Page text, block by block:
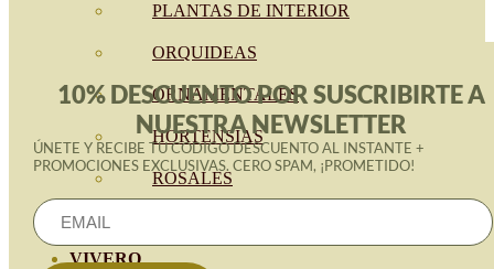
PLANTAS DE INTERIOR
ORQUIDEAS
ORNAMENTALES
HORTENSIAS
ROSALES
VIVERO
10% DESCUENTO POR SUSCRIBIRTE A
NUESTRA NEWSLETTER
ÚNETE Y RECIBE TU CÓDIGO DESCUENTO AL INSTANTE +
PROMOCIONES EXCLUSIVAS. CERO SPAM, ¡PROMETIDO!